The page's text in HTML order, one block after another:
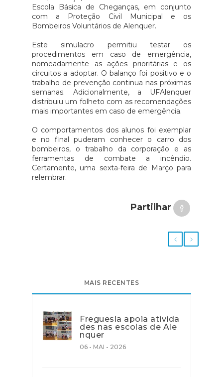
Escola Básica de Cheganças, em conjunto
com a Proteção Civil Municipal e os
Bombeiros Voluntários de Alenquer.
Este simulacro permitiu testar os
procedimentos em caso de emergência,
nomeadamente as ações prioritárias e os
circuitos a adoptar. O balanço foi positivo e o
trabalho de prevenção continua nas próximas
semanas. Adicionalmente, a UFAlenquer
distribuiu um folheto com as recomendações
mais importantes em caso de emergência.
O comportamentos dos alunos foi exemplar
e no final puderam conhecer o carro dos
bombeiros, o trabalho da corporação e as
ferramentas de combate a incêndio.
Certamente, uma sexta-feira de Março para
relembrar.
Partilhar
MAIS RECENTES
Freguesia apoia ativida
des nas escolas de Ale
nquer
06 - MAI - 2026